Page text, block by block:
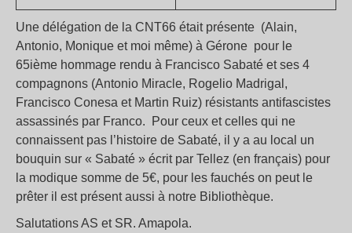
Une délégation de la CNT66 était présente (Alain,
Antonio, Monique et moi même) à Gérone pour le
65ième hommage rendu à Francisco Sabaté et ses 4
compagnons (Antonio Miracle, Rogelio Madrigal,
Francisco Conesa et Martin Ruiz) résistants antifascistes
assassinés par Franco. Pour ceux et celles qui ne
connaissent pas l’histoire de Sabaté, il y a au local un
bouquin sur « Sabaté » écrit par Tellez (en français) pour
la modique somme de 5€, pour les fauchés on peut le
prêter il est présent aussi à notre Bibliothèque.
Salutations AS et SR. Amapola.